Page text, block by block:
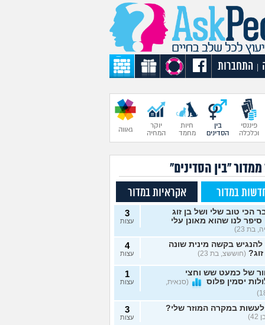
התחברות
פיננסי
וכלכלה
בין
הסדינים
חיות
מחמד
יוקר
המחיה
גאווה
ממדור "בין הסדינים"
במדור אקראיות במדור
הכי טוב שלי ושל בן זוג
סיפר לנו שהוא מאונן עלי
בת 23)
3
עצות
להנגיש בקשה מינית שונה
(חוששצ, בת 23)
4
עצות
של כמעט שש וחצי
יסמין פלוס
(סנאית,
1
עצות
במקרה המוזר שלי? 3
עצות